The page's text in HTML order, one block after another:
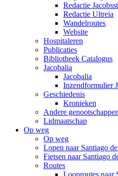
Redactie
Redactie Ultreia
Wandelroutes
Website
Hospitaleren
Publicaties
Bibliotheek Catalogus
Jacobalia
Jacobalia
Inzendformulier
Geschiedenis
Kronieken
Andere
Lidmaatschap
Op weg
Op weg
Lopen naar Santiago
Fietsen naar Santiago
Routes
Looproutes naar